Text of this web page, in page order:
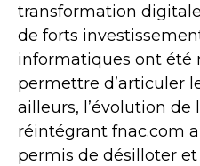
transformation digitale
de forts
informatiques ont été
permettre d’articuler
ailleurs, l’évolution de
réintégrant fnac.com
permis de désilloter